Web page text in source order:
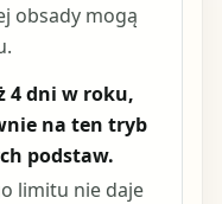
obsady mogą
4 dni w roku,
na ten tryb
podstaw.
limitu nie daje